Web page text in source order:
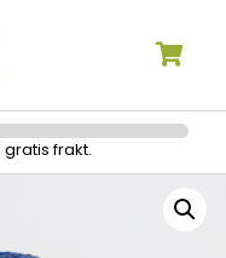
gratis frakt.